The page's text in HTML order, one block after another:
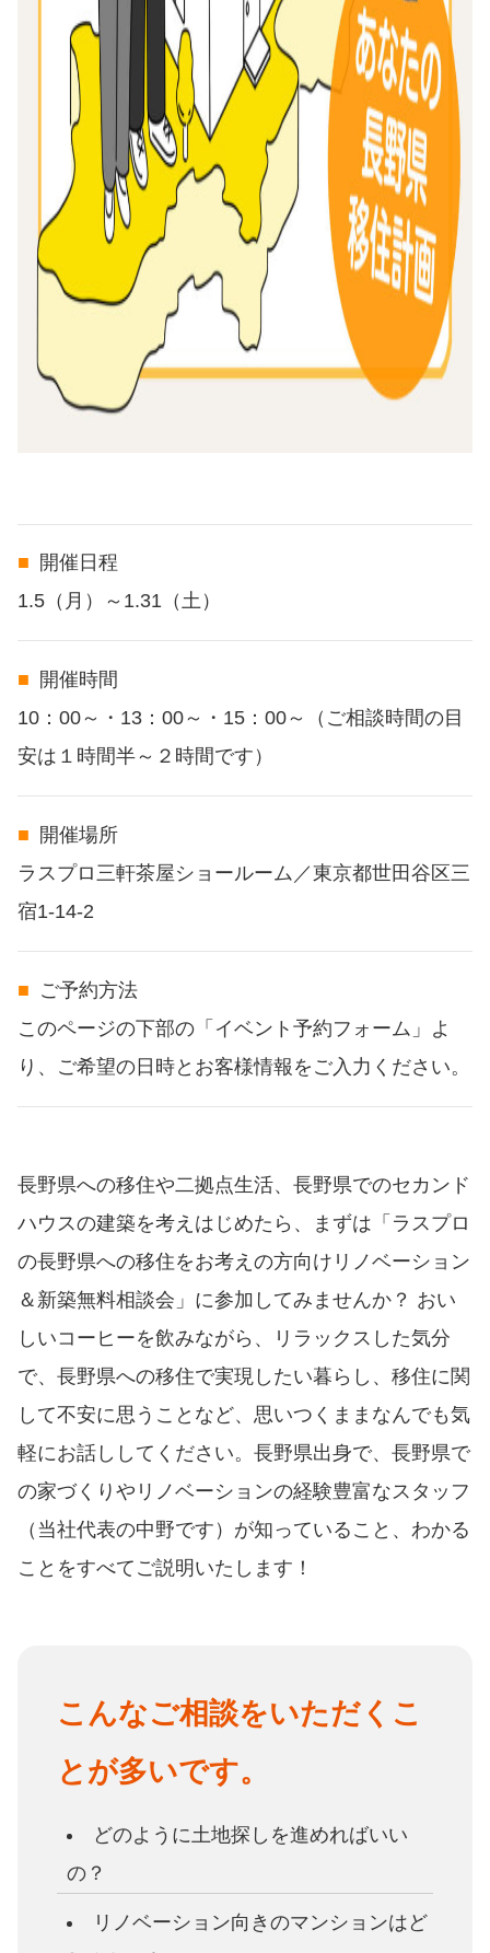
開催日程
1.5（月）～1.31（土）
開催時間
10：00～・13：00～・15：00～（ご相談時間の目
安は１時間半～２時間です）
開催場所
ラスプロ三軒茶屋ショールーム／東京都世田谷区三
宿1-14-2
ご予約方法
このページの下部の「イベント予約フォーム」よ
り、ご希望の日時とお客様情報をご入力ください。
長野県への移住や二拠点生活、長野県でのセカンド
ハウスの建築を考えはじめたら、まずは「ラスプロ
の長野県への移住をお考えの方向けリノベーション
＆新築無料相談会」に参加してみませんか？ おい
しいコーヒーを飲みながら、リラックスした気分
で、長野県への移住で実現したい暮らし、移住に関
して不安に思うことなど、思いつくままなんでも気
軽にお話ししてください。長野県出身で、長野県で
の家づくりやリノベーションの経験豊富なスタッフ
（当社代表の中野です）が知っていること、わかる
ことをすべてご説明いたします！
こんなご相談をいただくこ
とが多いです。
どのように土地探しを進めればいい
の？
リノベーション向きのマンションはど